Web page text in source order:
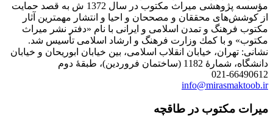
مؤسسه پژوهشی میراث مكتوب در سال 1372 ش به قصد حمایت
از كوشش‌های محققان و مصححان و احیا و انتشار مهمترین آثار
مكتوب فرهنگ و تمدن اسلامی و ایرانی با نام «دفتر نشر میراث
مكتوب» و با كمك وزارت فرهنگ و ارشاد اسلامی تأسیس شد.
نشانی: تهران، خیابان انقلاب اسلامی، بین خیابان ابوریحان و خیابان
دانشگاه، شمارۀ 1182 (ساختمان فروردین)، طبقۀ دوم
021-66490612
info@mirasmaktoob.ir
میرات مکتوب در طاقچه